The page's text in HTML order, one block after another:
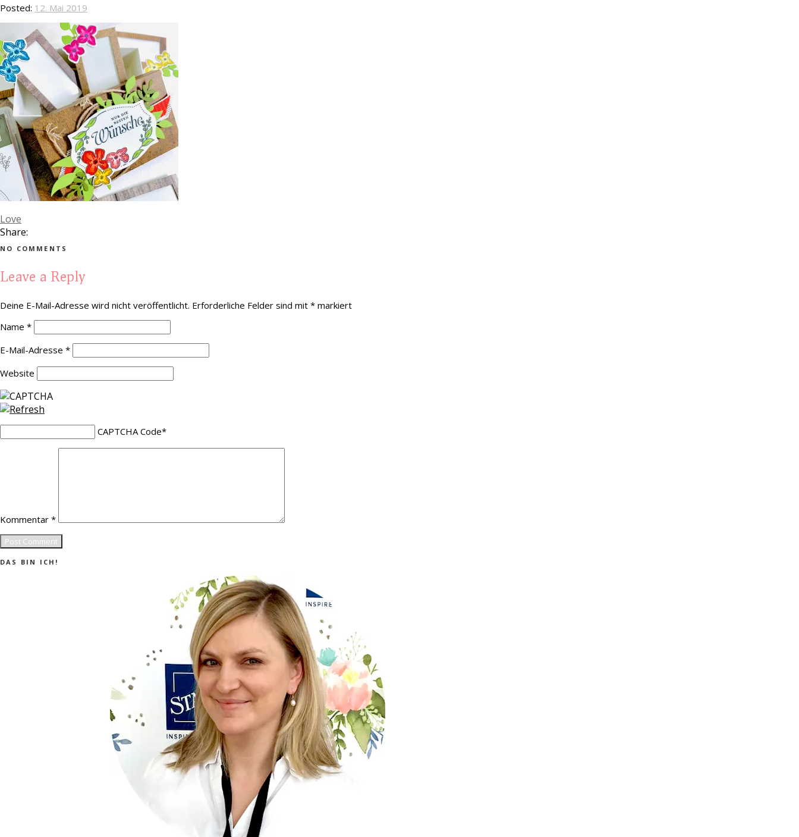
Posted: 12. Mai 2019
Love
Share:
NO COMMENTS
Leave a Reply
Deine E-Mail-Adresse wird nicht veröffentlicht. Erforderliche Felder sind mit * markiert
Name *
E-Mail-Adresse *
Website
CAPTCHA Code*
Kommentar *
DAS BIN ICH!